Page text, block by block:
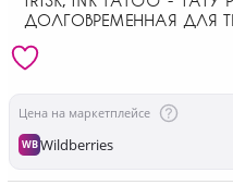
ДОЛГОВРЕМЕННАЯ ДЛЯ
Цена на маркетплейсе
WBWildberries